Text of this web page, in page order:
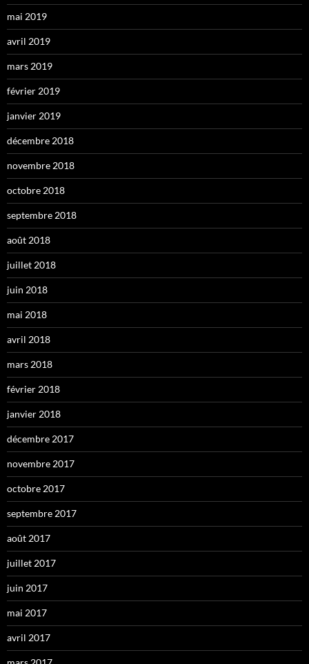
mai 2019
avril 2019
mars 2019
février 2019
janvier 2019
décembre 2018
novembre 2018
octobre 2018
septembre 2018
août 2018
juillet 2018
juin 2018
mai 2018
avril 2018
mars 2018
février 2018
janvier 2018
décembre 2017
novembre 2017
octobre 2017
septembre 2017
août 2017
juillet 2017
juin 2017
mai 2017
avril 2017